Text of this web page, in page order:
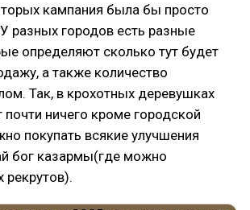
кампания была бы просто
разных городов есть разные
определяют сколько тут будет
а также количество
Так, в крохотных деревушках
почти ничего кроме городской
покупать всякие улучшения
бог казармы(где можно
рекрутов).